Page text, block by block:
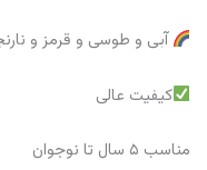
آبی و طوسی و قرمز و
کیفیت عالی
مناسب ۵ سال تا نوجوان